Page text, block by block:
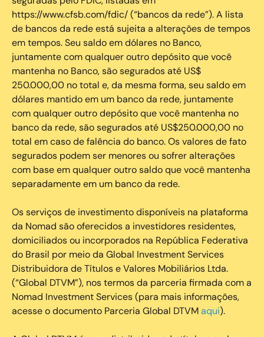
https://www.cfsb.com/fdic/ (“bancos da rede”). A lista
de bancos da rede está sujeita a alterações de tempos
em tempos. Seu saldo em dólares no Banco,
juntamente com qualquer outro depósito que você
mantenha no Banco, são segurados até US$
250.000,00 no total e, da mesma forma, seu saldo em
dólares mantido em um banco da rede, juntamente
com qualquer outro depósito que você mantenha no
banco da rede, são segurados até US$250.000,00 no
total em caso de falência do banco. Os valores de fato
segurados podem ser menores ou sofrer alterações
com base em qualquer outro saldo que você mantenha
separadamente em um banco da rede.
Os serviços de investimento disponíveis na plataforma
da Nomad são oferecidos a investidores residentes,
domiciliados ou incorporados na República Federativa
do Brasil por meio da Global Investment Services
Distribuidora de Títulos e Valores Mobiliários Ltda.
(“Global DTVM”), nos termos da parceria firmada com a
Nomad Investment Services (para mais informações,
acesse o documento Parceria Global DTVMaqui).